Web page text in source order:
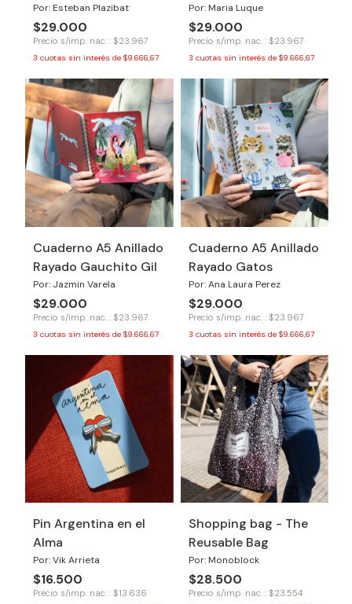
Chairs
Por: Esteban Plazibat
$29.000
Precio s/imp. nac. : $23.967
3 cuotas sin interés de $9.666,67
Por: Maria Luque
$29.000
Precio s/imp. nac. : $23.967
3 cuotas sin interés de $9.666,67
Cuaderno A5 Anillado
Rayado Gauchito Gil
Por: Jazmin Varela
$29.000
Precio s/imp. nac. : $23.967
3 cuotas sin interés de $9.666,67
Cuaderno A5 Anillado
Rayado Gatos
Por: Ana Laura Perez
$29.000
Precio s/imp. nac. : $23.967
3 cuotas sin interés de $9.666,67
Pin Argentina en el
Alma
Por: Vik Arrieta
$16.500
Precio s/imp. nac. : $13.636
Shopping bag - The
Reusable Bag
Por: Monoblock
$28.500
Precio s/imp. nac. : $23.554